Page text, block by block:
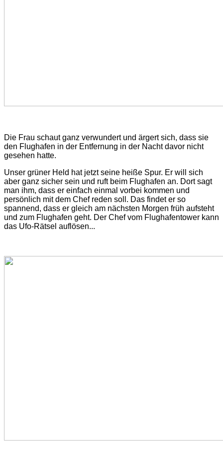
Die Frau schaut ganz verwundert und ärgert sich, dass sie
den Flughafen in der Entfernung in der Nacht davor nicht
gesehen hatte.
Unser grüner Held hat jetzt seine heiße Spur. Er will sich
aber ganz sicher sein und ruft beim Flughafen an. Dort sagt
man ihm, dass er einfach einmal vorbei kommen und
persönlich mit dem Chef reden soll. Das findet er so
spannend, dass er gleich am nächsten Morgen früh aufsteht
und zum Flughafen geht. Der Chef vom Flughafentower kann
das Ufo-Rätsel auflösen...